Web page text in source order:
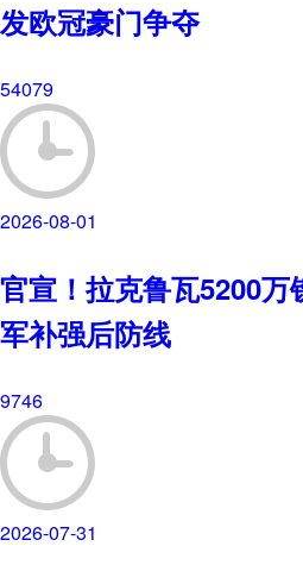
发欧冠豪门争夺
54079
2026-08-01
官宣！拉克鲁瓦5200
军补强后防线
9746
2026-07-31